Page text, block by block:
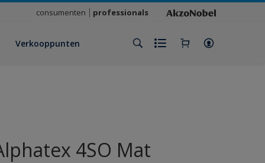
consumenten professionals
Verkooppunten
4SO Mat